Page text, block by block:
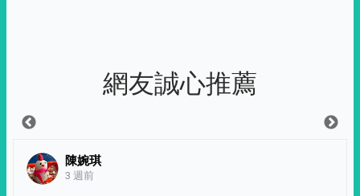
網友誠心推薦
陳婉琪
3 週前